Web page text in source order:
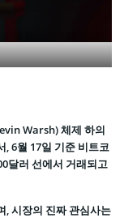
Warsh) 체제 하의
, 6월 17일 기준 비트코
달러 선에서 거래되고
, 시장의 진짜 관심사는